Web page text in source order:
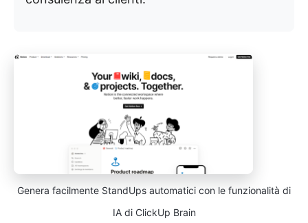
Genera facilmente StandUps automatici con le funzionalità di
IA di ClickUp Brain